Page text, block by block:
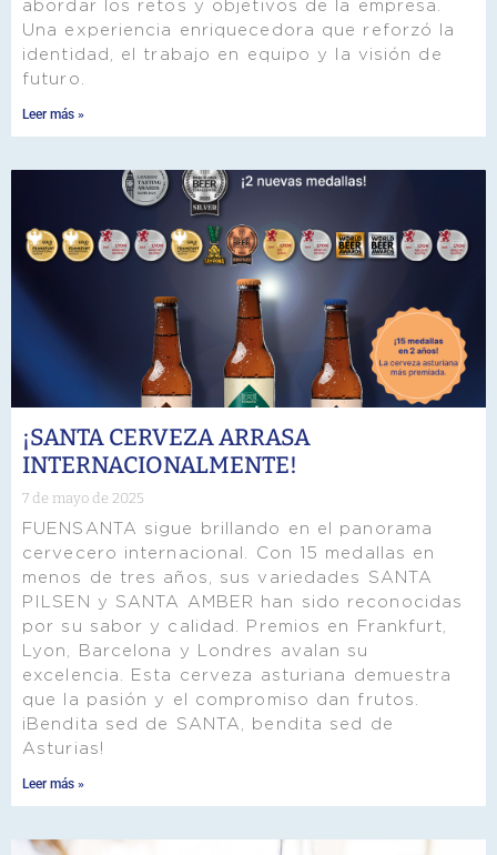
abordar los retos y objetivos de la empresa.
Una experiencia enriquecedora que reforzó la
identidad, el trabajo en equipo y la visión de
futuro.
Leer más »
¡SANTA CERVEZA ARRASA
INTERNACIONALMENTE!
7 de mayo de 2025
FUENSANTA sigue brillando en el panorama
cervecero internacional. Con 15 medallas en
menos de tres años, sus variedades SANTA
PILSEN y SANTA AMBER han sido reconocidas
por su sabor y calidad. Premios en Frankfurt,
Lyon, Barcelona y Londres avalan su
excelencia. Esta cerveza asturiana demuestra
que la pasión y el compromiso dan frutos.
¡Bendita sed de SANTA, bendita sed de
Asturias!
Leer más »